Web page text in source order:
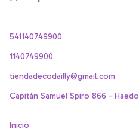
541140749900
1140749900
tiendadecodailly@gmail.com
Capitán Samuel Spiro 866 - Haedo
Inicio